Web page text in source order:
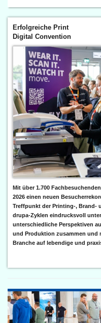
Erfolgreiche Print
Digital Convention
Mit über 1.700
2026 einen neuen
Treffpunkt der Printing-, Brand-
drupa-Zyklen eindrucksvoll
unterschiedliche Perspektiven
und Produktion zusammen und
Branche auf lebendige und